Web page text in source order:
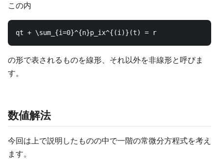
この内
の形で表されるものを線形、それ以外を非線形と呼びま
す。
数値解法
今回は上で説明したものの中で一階の常微分方程式を考え
ます。